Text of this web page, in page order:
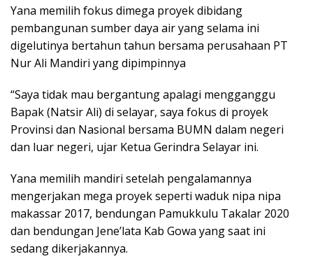
Yana memilih fokus dimega proyek dibidang
pembangunan sumber daya air yang selama ini
digelutinya bertahun tahun bersama perusahaan PT
Nur Ali Mandiri yang dipimpinnya
“Saya tidak mau bergantung apalagi mengganggu
Bapak (Natsir Ali) di selayar, saya fokus di proyek
Provinsi dan Nasional bersama BUMN dalam negeri
dan luar negeri, ujar Ketua Gerindra Selayar ini.
Yana memilih mandiri setelah pengalamannya
mengerjakan mega proyek seperti waduk nipa nipa
makassar 2017, bendungan Pamukkulu Takalar 2020
dan bendungan Jene’lata Kab Gowa yang saat ini
sedang dikerjakannya.